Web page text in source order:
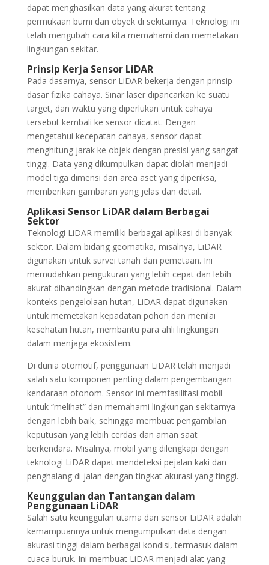
dapat menghasilkan data yang akurat tentang
permukaan bumi dan obyek di sekitarnya. Teknologi ini
telah mengubah cara kita memahami dan memetakan
lingkungan sekitar.
Prinsip Kerja Sensor LiDAR
Pada dasarnya, sensor LiDAR bekerja dengan prinsip
dasar fizika cahaya. Sinar laser dipancarkan ke suatu
target, dan waktu yang diperlukan untuk cahaya
tersebut kembali ke sensor dicatat. Dengan
mengetahui kecepatan cahaya, sensor dapat
menghitung jarak ke objek dengan presisi yang sangat
tinggi. Data yang dikumpulkan dapat diolah menjadi
model tiga dimensi dari area aset yang diperiksa,
memberikan gambaran yang jelas dan detail.
Aplikasi Sensor LiDAR dalam Berbagai
Sektor
Teknologi LiDAR memiliki berbagai aplikasi di banyak
sektor. Dalam bidang geomatika, misalnya, LiDAR
digunakan untuk survei tanah dan pemetaan. Ini
memudahkan pengukuran yang lebih cepat dan lebih
akurat dibandingkan dengan metode tradisional. Dalam
konteks pengelolaan hutan, LiDAR dapat digunakan
untuk memetakan kepadatan pohon dan menilai
kesehatan hutan, membantu para ahli lingkungan
dalam menjaga ekosistem.
Di dunia otomotif, penggunaan LiDAR telah menjadi
salah satu komponen penting dalam pengembangan
kendaraan otonom. Sensor ini memfasilitasi mobil
untuk “melihat” dan memahami lingkungan sekitarnya
dengan lebih baik, sehingga membuat pengambilan
keputusan yang lebih cerdas dan aman saat
berkendara. Misalnya, mobil yang dilengkapi dengan
teknologi LiDAR dapat mendeteksi pejalan kaki dan
penghalang di jalan dengan tingkat akurasi yang tinggi.
Keunggulan dan Tantangan dalam
Penggunaan LiDAR
Salah satu keunggulan utama dari sensor LiDAR adalah
kemampuannya untuk mengumpulkan data dengan
akurasi tinggi dalam berbagai kondisi, termasuk dalam
cuaca buruk. Ini membuat LiDAR menjadi alat yang